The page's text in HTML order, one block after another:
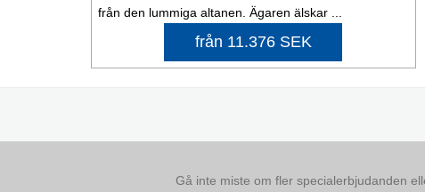
från den lummiga altanen. Ägaren älskar ...
från 11.376 SEK
Gå inte miste om fler specialerbjudanden